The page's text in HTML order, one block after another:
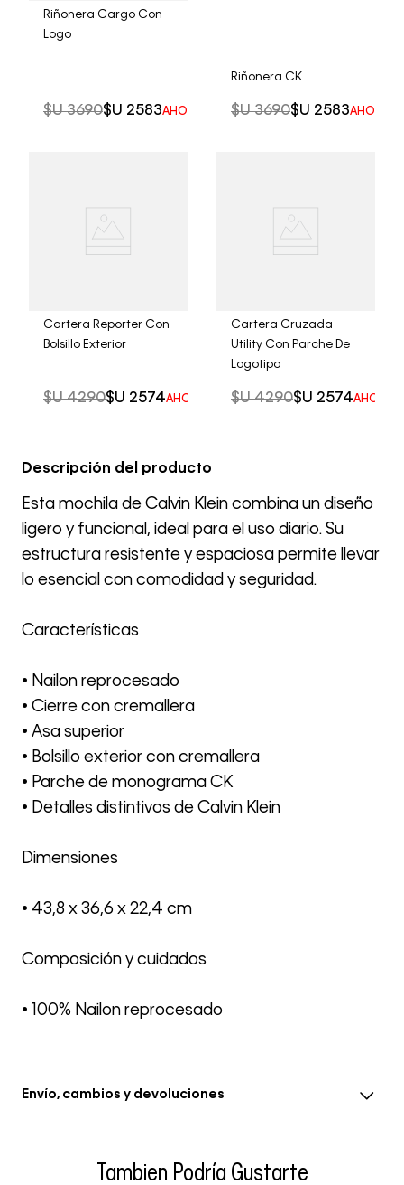
Riñonera Cargo Con
Logo
$U 3690$U 2583AHORRO DEL30%
Riñonera CK
$U 3690$U 2583AHORRO
Cartera Reporter Con
Bolsillo Exterior
$U 4290$U 2574AHORRO DEL40%
Cartera Cruzada
Utility Con Parche De
Logotipo
$U 4290$U 2574
Descripción del producto
Esta mochila de Calvin Klein combina un diseño
ligero y funcional, ideal para el uso diario. Su
estructura resistente y espaciosa permite llevar
lo esencial con comodidad y seguridad.
Características
• Nailon reprocesado
• Cierre con cremallera
• Asa superior
• Bolsillo exterior con cremallera
• Parche de monograma CK
• Detalles distintivos de Calvin Klein
Dimensiones
• 43,8 x 36,6 x 22,4 cm
Composición y cuidados
• 100% Nailon reprocesado
Envío, cambios y devoluciones
confirmación del pedido, el tiempo en eventos
especiales se extiende a 8 días hábiles
Tambien Podría Gustarte